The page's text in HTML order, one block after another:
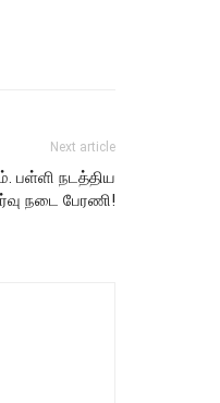
Next article
பள்ளி நடத்திய
நடை பேரணி!